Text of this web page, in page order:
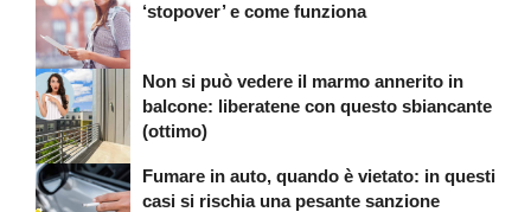
‘stopover’ e come funziona
Non si può vedere il marmo annerito in
balcone: liberatene con questo sbiancante
(ottimo)
Fumare in auto, quando è vietato: in questi
casi si rischia una pesante sanzione